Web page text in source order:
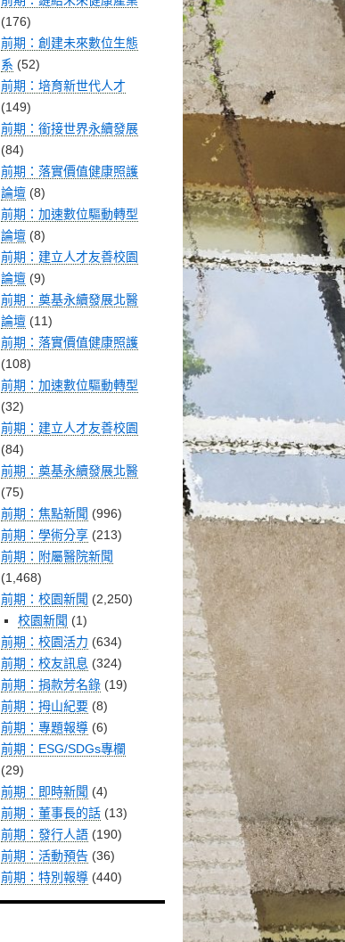
(176)
前期：創建未來數位生態
系 (52)
前期：培育新世代人才
(149)
前期：銜接世界永續發展
(84)
前期：落實價值健康照護
論壇 (8)
前期：加速數位驅動轉型
論壇 (8)
前期：建立人才友善校園
論壇 (9)
前期：奠基永續發展北醫
論壇 (11)
前期：落實價值健康照護
(108)
前期：加速數位驅動轉型
(32)
前期：建立人才友善校園
(84)
前期：奠基永續發展北醫
(75)
前期：焦點新聞 (996)
前期：學術分享 (213)
前期：附屬醫院新聞
(1,468)
前期：校園新聞 (2,250)
校園新聞 (1)
前期：校園活力 (634)
前期：校友訊息 (324)
前期：捐款芳名錄 (19)
前期：拇山紀要 (8)
前期：專題報導 (6)
前期：ESG/SDGs專欄
(29)
前期：即時新聞 (4)
前期：董事長的話 (13)
前期：發行人語 (190)
前期：活動預告 (36)
前期：特別報導 (440)